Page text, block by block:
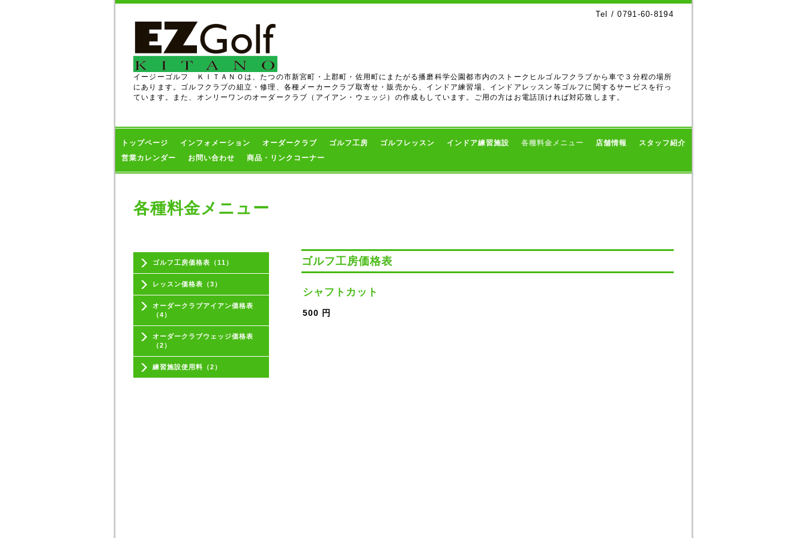
Tel / 0791-60-8194
イージーゴルフ ＫＩＴＡＮＯは、たつの市新宮町・上郡町・佐用町にまたがる播磨科学公園都市内のストークヒルゴルフクラブから車で３分程の場所
にあります。ゴルフクラブの組立・修理、各種メーカークラブ取寄せ・販売から、インドア練習場、インドアレッスン等ゴルフに関するサービスを行っ
ています。また、オンリーワンのオーダークラブ（アイアン・ウェッジ）の作成もしています。ご用の方はお電話頂ければ対応致します。
トップページ インフォメーション オーダークラブ ゴルフ工房 ゴルフレッスン インドア練習施設 各種料金メニュー 店舗情報
スタッフ紹介
営業カレンダー
お問い合わせ 商品・リンクコーナー
ゴルフ工房価格表（11）
レッスン価格表（3）
オーダークラブアイアン価格表
（4）
オーダークラブウェッジ価格表
（2）
練習施設使用料（2）
各種料金メニュー
ゴルフ工房価格表
シャフトカット
500 円